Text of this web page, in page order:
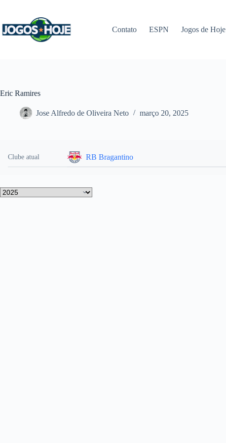
conteúdo
Contato ESPN Jogos de Hoje
Eric Ramires
Jose Alfredo de Oliveira Neto março 20, 2025
Clube atual RB Bragantino